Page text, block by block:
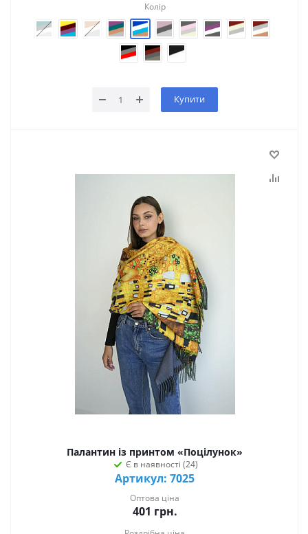
Колір
Купити
Палантин із принтом «Поцілунок»
Є в наявності (24)
Артикул: 7025
Оптова ціна
401 грн.